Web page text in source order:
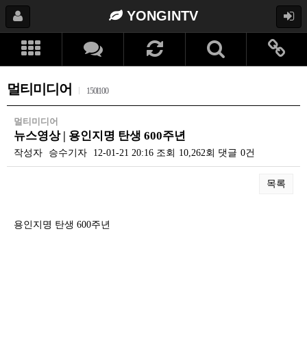
YONGINTV
멀티미디어 150l100
멀티미디어
뉴스영상 | 용인지명 탄생 600주년
작성자 승수기자 12-01-21 20:16 조회 10,262회 댓글 0건
목록
용인지명 탄생 600주년